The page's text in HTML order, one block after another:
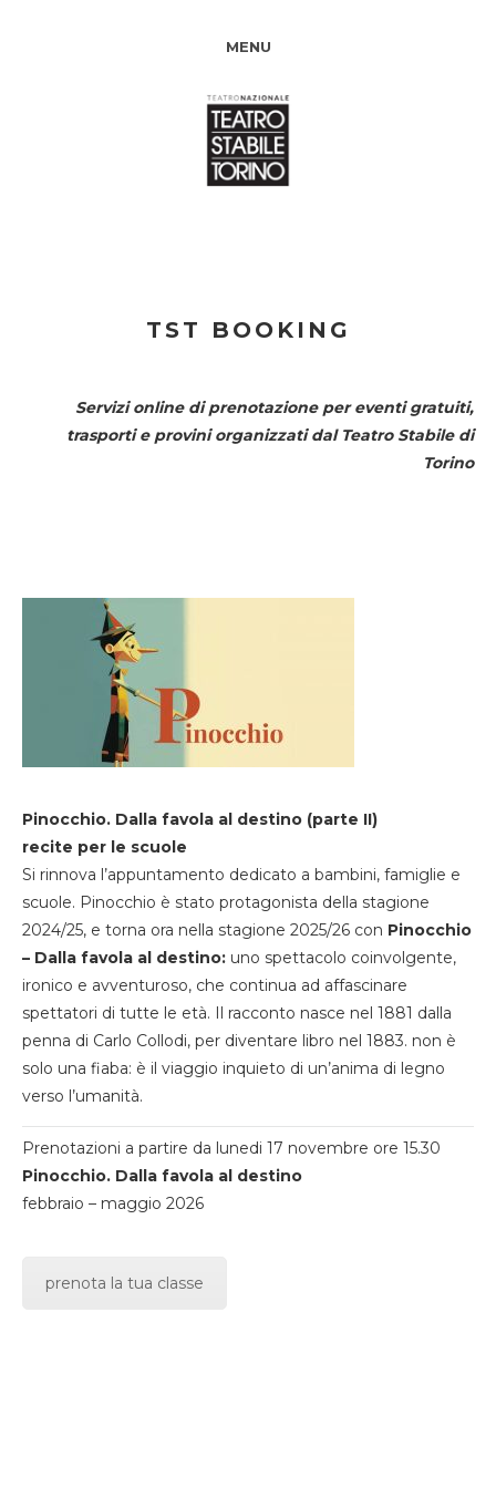
MENU
TST BOOKING
Servizi online di prenotazione per eventi gratuiti,
trasporti e provini organizzati dal Teatro Stabile di
Torino
Pinocchio. Dalla favola al destino (parte II)
recite per le scuole
Si rinnova l’appuntamento dedicato a bambini, famiglie e
scuole. Pinocchio è stato protagonista della stagione
2024/25, e torna ora nella stagione 2025/26 con Pinocchio
– Dalla favola al destino: uno spettacolo coinvolgente,
ironico e avventuroso, che continua ad affascinare
spettatori di tutte le età. Il racconto nasce nel 1881 dalla
penna di Carlo Collodi, per diventare libro nel 1883. non è
solo una fiaba: è il viaggio inquieto di un’anima di legno
verso l’umanità.
Prenotazioni a partire da lunedi 17 novembre ore 15.30
Pinocchio. Dalla favola al destino
febbraio – maggio 2026
prenota la tua classe